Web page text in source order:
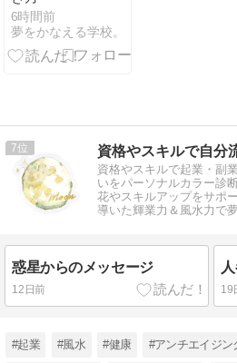
6時間前
夢をかなえる学校。
7
資格やスキルで起業・副
いをパーソナルカラー診
花やスキルアップをサポ
導いた輝業力＆風水力で
惑星からのメッセージ
12日前 19
#起業 #風水 #健康 #アンチエイジン